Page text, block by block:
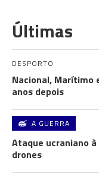
Últimas
DESPORTO
Nacional, Marítimo
anos depois
A GUERRA
Ataque ucraniano
drones